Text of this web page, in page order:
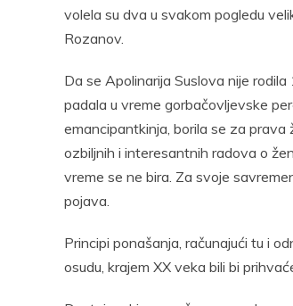
volela su dva u svakom pogledu
Rozanov.
Da se Apolinarija Suslova nije
padala u vreme gorbačovljevske
emancipantkinja, borila se za
ozbiljnih i interesantnih radova o
vreme se ne bira. Za svoje
pojava.
Principi ponašanja, računajući tu i
osudu, krajem XX veka bili bi